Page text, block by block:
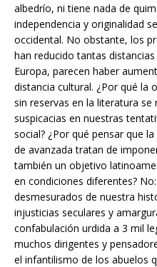
albedrío, ni tiene nada de
independencia y originalidad
occidental. No obstante, los
han reducido tantas
Europa, parecen haber
distancia cultural. ¿Por qué la
sin reservas en la literatura
suspicacias en nuestras
social? ¿Por qué pensar que
de avanzada tratan de
también un objetivo
en condiciones diferentes?
desmesurados de nuestra
injusticias seculares y
confabulación urdida a 3 mil
muchos dirigentes y
el infantilismo de los abuelos